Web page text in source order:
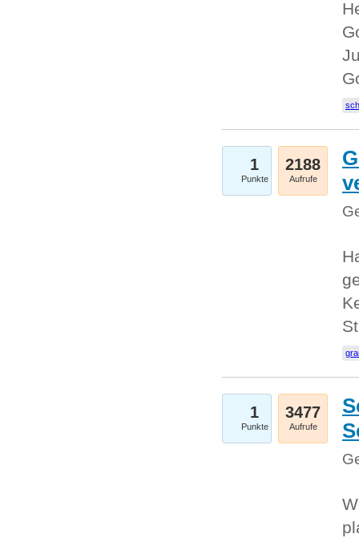
1
Punkte
2188
Aufrufe
1
Punkte
3477
Aufrufe